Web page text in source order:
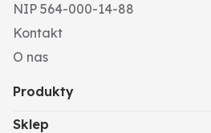
NIP 564-000-14-88
Kontakt
O nas
Produkty
Sklep